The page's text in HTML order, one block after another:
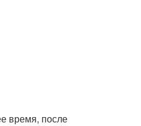
время, после